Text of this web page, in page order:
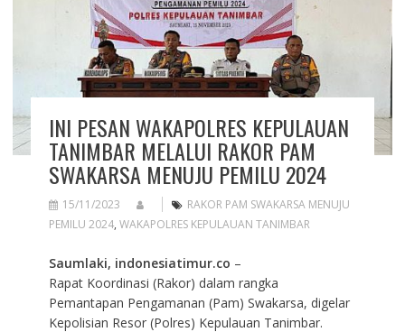
INI PESAN WAKAPOLRES KEPULAUAN
TANIMBAR MELALUI RAKOR PAM
SWAKARSA MENUJU PEMILU 2024
15/11/2023
RAKOR PAM SWAKARSA MENUJU
PEMILU 2024, WAKAPOLRES KEPULAUAN TANIMBAR
Saumlaki, indonesiatimur.co –
Rapat Koordinasi (Rakor) dalam rangka
Pemantapan Pengamanan (Pam) Swakarsa, digelar
Kepolisian Resor (Polres) Kepulauan Tanimbar.